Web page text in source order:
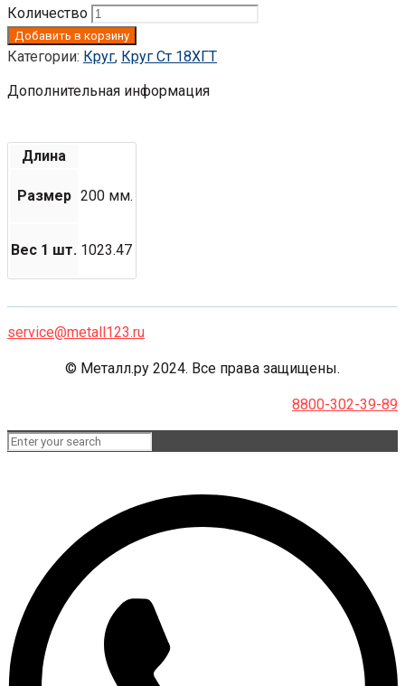
Количество
Добавить в корзину
Категории: Круг, Круг Ст 18ХГТ
Дополнительная информация
Длина
Размер 200 мм.
Вес 1 шт. 1023.47
service@metall123.ru
© Металл.ру 2024. Все права защищены.
8800-302-39-89